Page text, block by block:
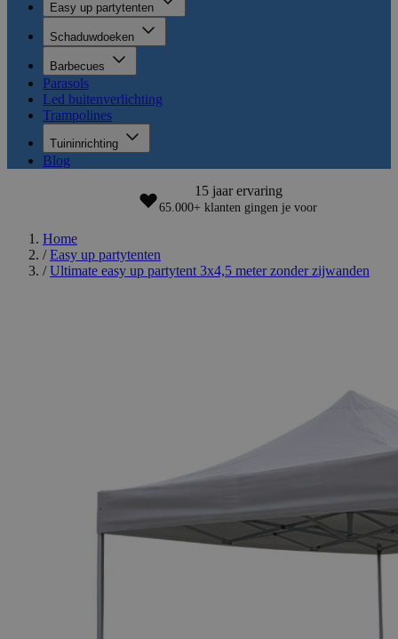
Easy up partytenten
Schaduwdoeken
Barbecues
Parasols
Led buitenverlichting
Trampolines
Tuininrichting
Blog
15 jaar ervaring
65.000+ klanten gingen je voor
Home
/ Easy up partytenten
/ Ultimate easy up partytent 3x4,5 meter zonder zijwanden